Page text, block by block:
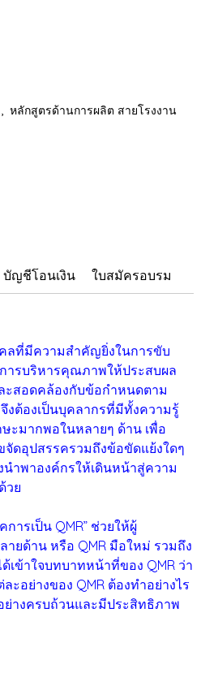
, หลักสูตรด้านการผลิต สายโรงงาน
บัญชีโอนเงิน ใบสมัครอบรม
ที่มีความสำคัญยิ่งในการขับ
ารบริหารคุณภาพให้ประสบผล
ะสอดคล้องกับข้อกำหนดตาม
งต้องเป็นบุคลากรที่มีทั้งความรู้
ะมากพอในหลายๆ ด้าน เพื่อ
ดอุปสรรครวมถึงข้อขัดแย้งใดๆ
นำพาองค์กรให้เดินหน้าสู่ความ
วย
เป็น QMR” ช่วยให้ผู้
ายด้าน หรือ QMR มือใหม่ รวมถึง
ด้เข้าใจบทบาทหน้าที่ของ QMR ว่า
ะอย่างของ QMR ต้องทำอย่างไร
ย่างครบถ้วนและมีประสิทธิภาพ